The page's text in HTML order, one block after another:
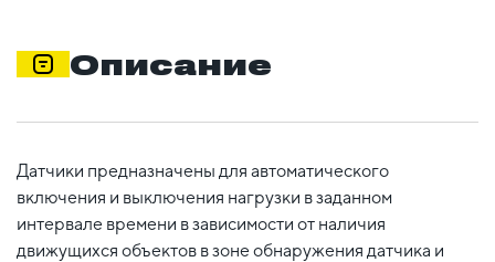
Описание
Датчики предназначены для автоматического
включения и выключения нагрузки в заданном
интервале времени в зависимости от наличия
движущихся объектов в зоне обнаружения датчика и